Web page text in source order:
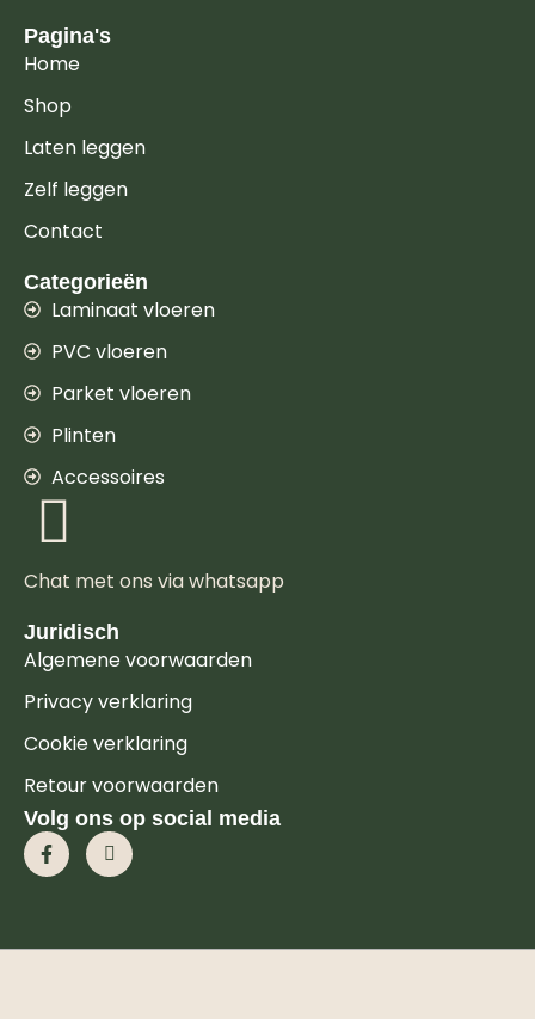
Pagina's
Home
Shop
Laten leggen
Zelf leggen
Contact
Categorieën
Laminaat vloeren
PVC vloeren
Parket vloeren
Plinten
Accessoires
Chat met ons via whatsapp
Juridisch
Algemene voorwaarden
Privacy verklaring
Cookie verklaring
Retour voorwaarden
Volg ons op social media